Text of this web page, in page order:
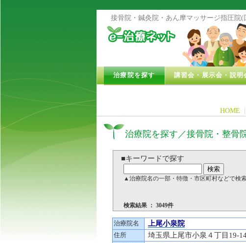
接骨院・鍼灸院・あん摩マッサージ指圧院(
治療院を探す 講習会・展示会・説明
HOME
治療院を探す／接骨院・整骨
■キーワードで探す
▲治療院名の一部・特徴・市区町村などで検
検索結果 ： 3049件
治療院名 上尾小泉院
住所 埼玉県上尾市小泉４丁目19-